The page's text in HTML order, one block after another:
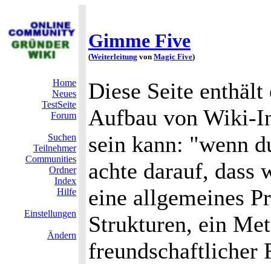
Gimme Five
(Weiterleitung von Magic Five)
Home
Neues
TestSeite
Forum
Suchen
Teilnehmer
Communities
Ordner
Index
Hilfe
Einstellungen
Ändern
Diese Seite
Aufbau von Wiki-
sein kann: "wenn
achte darauf, dass
eine allgemeines
Strukturen, ein
freundschaftlicher